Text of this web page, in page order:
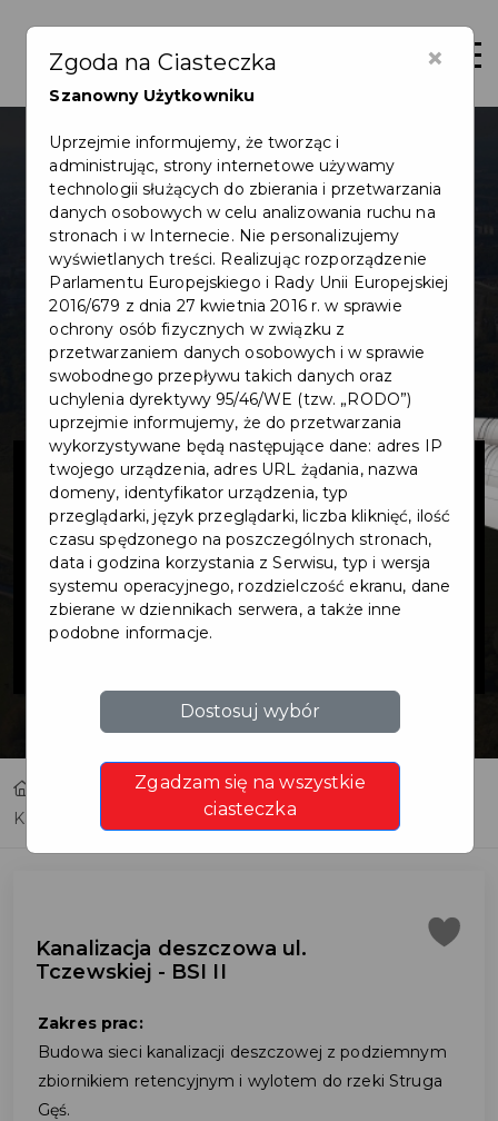
Kanalizacja
deszczowa ul.
Tczewskiej - BSI
II
Inwestycje
Kanalizacja deszczowa ul. Tczewskiej - BSI II
Kanalizacja deszczowa ul.
Tczewskiej - BSI II
Zakres prac:
Budowa sieci kanalizacji deszczowej z podziemnym
zbiornikiem retencyjnym i wylotem do rzeki Struga
Gęś.
×
Zgoda na Ciasteczka
Szanowny Użytkowniku
Uprzejmie informujemy, że tworząc i
administrując, strony internetowe używamy
technologii służących do zbierania i przetwarzania
danych osobowych w celu analizowania ruchu na
stronach i w Internecie. Nie personalizujemy
wyświetlanych treści. Realizując rozporządzenie
Parlamentu Europejskiego i Rady Unii Europejskiej
2016/679 z dnia 27 kwietnia 2016 r. w sprawie
ochrony osób fizycznych w związku z
przetwarzaniem danych osobowych i w sprawie
swobodnego przepływu takich danych oraz
uchylenia dyrektywy 95/46/WE (tzw. „RODO”)
uprzejmie informujemy, że do przetwarzania
wykorzystywane będą następujące dane: adres IP
twojego urządzenia, adres URL żądania, nazwa
domeny, identyfikator urządzenia, typ
przeglądarki, język przeglądarki, liczba kliknięć, ilość
czasu spędzonego na poszczególnych stronach,
data i godzina korzystania z Serwisu, typ i wersja
systemu operacyjnego, rozdzielczość ekranu, dane
zbierane w dziennikach serwera, a także inne
podobne informacje.
Dostosuj wybór
Zgadzam się na wszystkie
ciasteczka